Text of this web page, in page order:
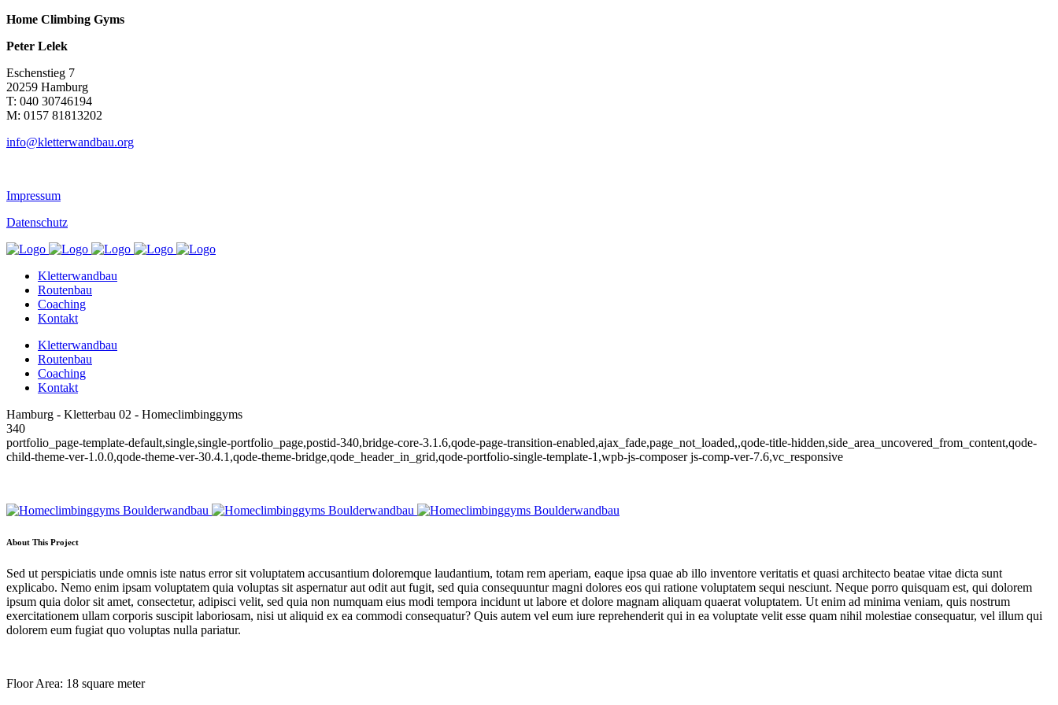
Home Climbing Gyms
Peter Lelek
Eschenstieg 7
20259 Hamburg
T: 040 30746194
M: 0157 81813202
info@kletterwandbau.org
Impressum
Datenschutz
Kletterwandbau
Routenbau
Coaching
Kontakt
Kletterwandbau
Routenbau
Coaching
Kontakt
Hamburg - Kletterbau 02 - Homeclimbinggyms
340
portfolio_page-template-default,single,single-portfolio_page,postid-340,bridge-core-3.1.6,qode-page-transition-enabled,ajax_fade,page_not_loaded,,qode-title-hidden,side_area_uncovered_from_content,qode-
child-theme-ver-1.0.0,qode-theme-ver-30.4.1,qode-theme-bridge,qode_header_in_grid,qode-portfolio-single-template-1,wpb-js-composer js-comp-ver-7.6,vc_responsive
About This Project
Sed ut perspiciatis unde omnis iste natus error sit voluptatem accusantium doloremque laudantium, totam rem aperiam, eaque ipsa quae ab illo inventore veritatis et quasi architecto beatae vitae dicta sunt
explicabo. Nemo enim ipsam voluptatem quia voluptas sit aspernatur aut odit aut fugit, sed quia consequuntur magni dolores eos qui ratione voluptatem sequi nesciunt. Neque porro quisquam est, qui dolorem
ipsum quia dolor sit amet, consectetur, adipisci velit, sed quia non numquam eius modi tempora incidunt ut labore et dolore magnam aliquam quaerat voluptatem. Ut enim ad minima veniam, quis nostrum
exercitationem ullam corporis suscipit laboriosam, nisi ut aliquid ex ea commodi consequatur? Quis autem vel eum iure reprehenderit qui in ea voluptate velit esse quam nihil molestiae consequatur, vel illum qui
dolorem eum fugiat quo voluptas nulla pariatur.
Floor Area: 18 square meter